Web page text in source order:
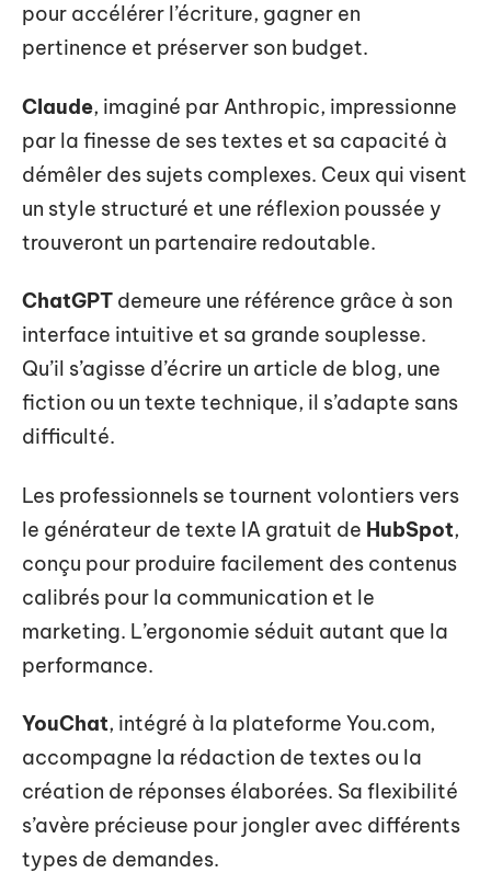
pour accélérer l’écriture, gagner en
pertinence et préserver son budget.
Claude, imaginé par Anthropic, impressionne
par la finesse de ses textes et sa capacité à
démêler des sujets complexes. Ceux qui visent
un style structuré et une réflexion poussée y
trouveront un partenaire redoutable.
ChatGPT demeure une référence grâce à son
interface intuitive et sa grande souplesse.
Qu’il s’agisse d’écrire un article de blog, une
fiction ou un texte technique, il s’adapte sans
difficulté.
Les professionnels se tournent volontiers vers
le générateur de texte IA gratuit de HubSpot,
conçu pour produire facilement des contenus
calibrés pour la communication et le
marketing. L’ergonomie séduit autant que la
performance.
YouChat, intégré à la plateforme You.com,
accompagne la rédaction de textes ou la
création de réponses élaborées. Sa flexibilité
s’avère précieuse pour jongler avec différents
types de demandes.